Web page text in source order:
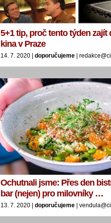
5+1 tip, proč tento týden zajít
kina v Praze
14. 7. 2020 | doporučujeme |
Ochutnali jsme: Přes den
bar (nejen) pro milovníky …
13. 7. 2020 | doporučujeme |